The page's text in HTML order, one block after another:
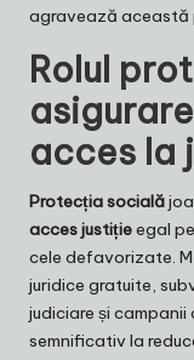
agravează această
Rolul
acces la
Protecția socială
acces justițieegal
cele defavorizate.
juridice gratuite,
judiciare și
semnificativ la